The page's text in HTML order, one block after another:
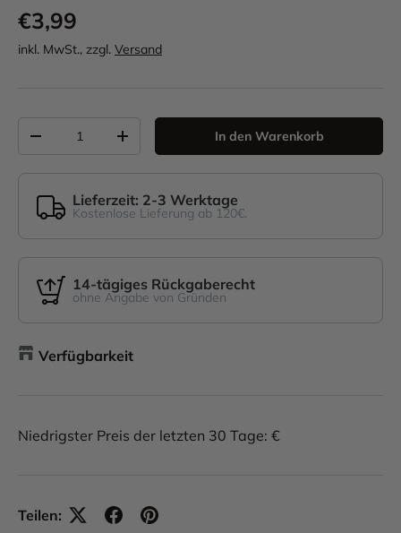
€3,99
inkl. MwSt., zzgl. Versand
-
+ In den Warenkorb
Lieferzeit: 2-3 Werktage
Kostenlose Lieferung ab 120€.
14-tägiges Rückgaberecht
ohne Angabe von Gründen
Verfügbarkeit
Niedrigster Preis der letzten 30 Tage: €
Teilen: